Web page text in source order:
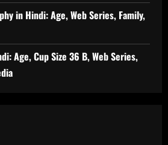
in Hindi: Age, Web Series, Family,
Age, Cup Size 36 B, Web Series,